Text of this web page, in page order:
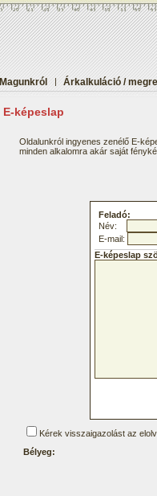
Magunkról | Árkalkuláció /
E-képeslap
Oldalunkról ingyenes zenélő E-
minden alkalomra akár saját
Feladó:
Név:
E-mail:
E-képeslap
Kérek visszaigazolást az
Bélyeg: